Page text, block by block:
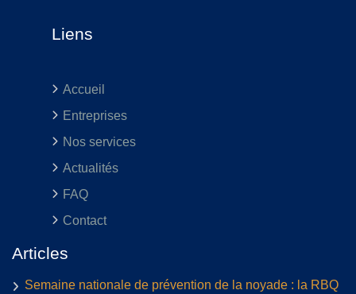
Liens
Accueil
Entreprises
Nos services
Actualités
FAQ
Contact
Articles
Semaine nationale de prévention de la noyade : la RBQ